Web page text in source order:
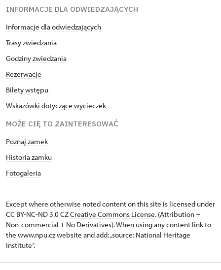
INFORMACJE DLA ODWIEDZAJĄCYCH
Informacje dla odwiedzających
Trasy zwiedzania
Godziny zwiedzania
Rezerwacje
Bilety wstępu
Wskazówki dotyczące wycieczek
MOŻE CIĘ TO ZAINTERESOWAĆ
Poznaj zamek
Historia zamku
Fotogaleria
Except where otherwise noted content on this site is licensed under
CC BY-NC-ND 3.0 CZCreative Commons License. (Attribution +
Non-commercial + No Derivatives). When using any content link to
the www.npu.cz website and add: „source: National Heritage
Institute“.